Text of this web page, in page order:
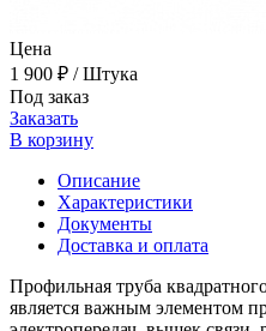
Цена
1 900 ₽ / Штука
Под заказ
Заказать
В корзину
Описание
Характеристики
Документы
Доставка и оплата
Профильная труба
является важным элементом